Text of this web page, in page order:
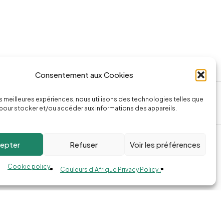
Consentement aux Cookies
meilleures expériences, nous utilisons des technologies telles que
stocker et/ou accéder aux informations des appareils.
Refuser Voir les préférences
Cookie policy Couleurs d’Afrique Privacy Policy :
Appeler la boutique
(+262) 0262 43 50 38